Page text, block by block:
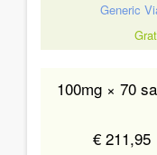
Generic
100mg × 70
€ 211,95